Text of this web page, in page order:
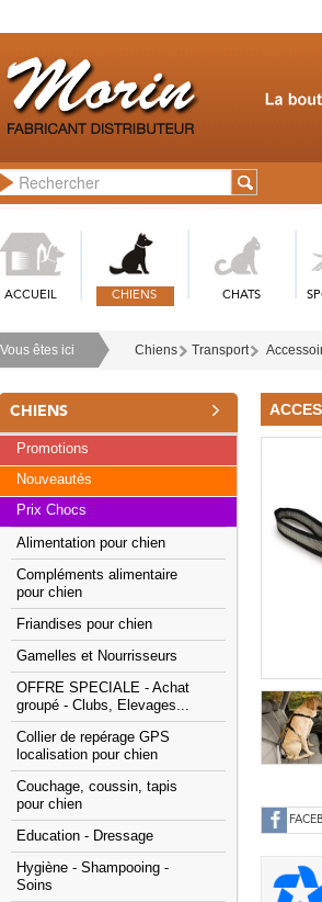
ACCUEIL CHIENS CHATS
Vous êtes ici Chiens Transport
CHIENS
Promotions
Nouveautés
Prix Chocs
Alimentation pour chien
Compléments alimentaire
pour chien
Friandises pour chien
Gamelles et Nourrisseurs
OFFRE SPECIALE - Achat
groupé - Clubs, Elevages...
Collier de repérage GPS
localisation pour chien
Couchage, coussin, tapis
pour chien
Education - Dressage
Hygiène - Shampooing -
Soins